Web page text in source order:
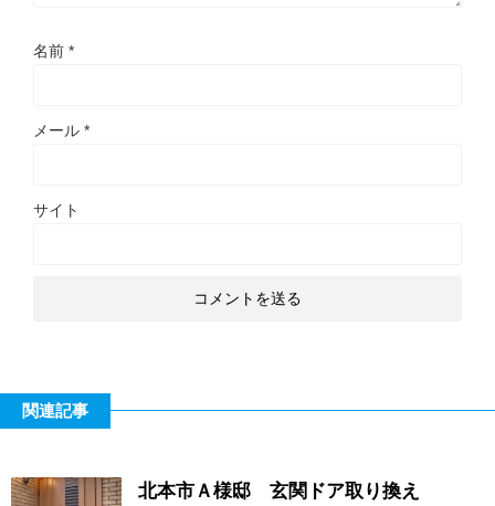
名前 *
メール *
サイト
関連記事
北本市Ａ様邸 玄関ドア取り換え